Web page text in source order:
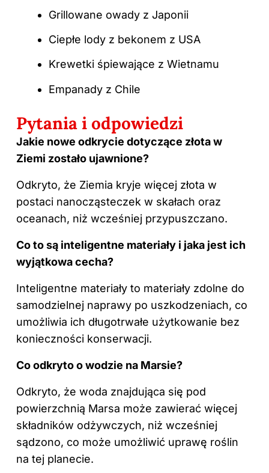
Grillowane owady z Japonii
Ciepłe lody z bekonem z USA
Krewetki śpiewające z Wietnamu
Empanady z Chile
Pytania i odpowiedzi
Jakie nowe odkrycie dotyczące złota w
Ziemi zostało ujawnione?
Odkryto, że Ziemia kryje więcej złota w
postaci nanocząsteczek w skałach oraz
oceanach, niż wcześniej przypuszczano.
Co to są inteligentne materiały i jaka jest ich
wyjątkowa cecha?
Inteligentne materiały to materiały zdolne do
samodzielnej naprawy po uszkodzeniach, co
umożliwia ich długotrwałe użytkowanie bez
konieczności konserwacji.
Co odkryto o wodzie na Marsie?
Odkryto, że woda znajdująca się pod
powierzchnią Marsa może zawierać więcej
składników odżywczych, niż wcześniej
sądzono, co może umożliwić uprawę roślin
na tej planecie.